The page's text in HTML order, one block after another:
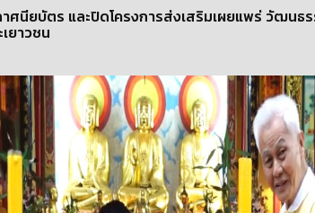
ศนียบัตร และปิดโครงการส่งเสริมเผยแพร่ วัฒนธ
ยาวชน